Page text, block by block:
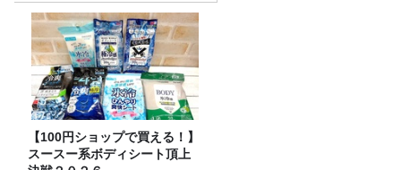
【100円ショップで買える！】
スースー系ボディシート頂上